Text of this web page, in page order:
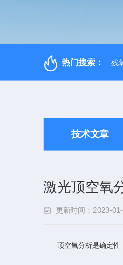
热门搜索： 残
技术文章
激光顶空氧
更新时间：2023-
顶空氧分析是确定性，